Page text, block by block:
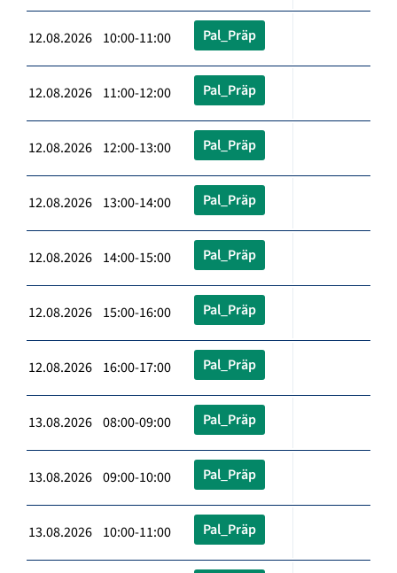
12.08.2026 10:00-11:00 Pal_Präp
12.08.2026 11:00-12:00 Pal_Präp
12.08.2026 12:00-13:00 Pal_Präp
12.08.2026 13:00-14:00 Pal_Präp
12.08.2026 14:00-15:00 Pal_Präp
12.08.2026 15:00-16:00 Pal_Präp
12.08.2026 16:00-17:00 Pal_Präp
13.08.2026 08:00-09:00 Pal_Präp
13.08.2026 09:00-10:00 Pal_Präp
13.08.2026 10:00-11:00 Pal_Präp